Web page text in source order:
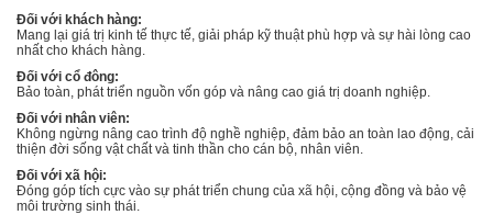
Đối với khách hàng:
Mang lại giá trị kinh tế thực tế, giải pháp kỹ thuật phù hợp và sự hài lòng cao
nhất cho khách hàng.
Đối với cổ đông:
Bảo toàn, phát triển nguồn vốn góp và nâng cao giá trị doanh nghiệp.
Đối với nhân viên:
Không ngừng nâng cao trình độ nghề nghiệp, đảm bảo an toàn lao động, cải
thiện đời sống vật chất và tinh thần cho cán bộ, nhân viên.
Đối với xã hội:
Đóng góp tích cực vào sự phát triển chung của xã hội, cộng đồng và bảo vệ
môi trường sinh thái.